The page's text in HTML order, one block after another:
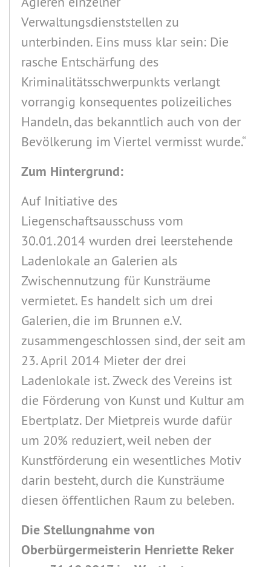
Verwaltungsdienststellen zu
unterbinden. Eins muss klar sein: Die
rasche Entschärfung des
Kriminalitätsschwerpunkts verlangt
vorrangig konsequentes polizeiliches
Handeln, das bekanntlich auch von der
Bevölkerung im Viertel vermisst wurde.“
Zum Hintergrund:
Auf Initiative des
Liegenschaftsausschuss vom
30.01.2014 wurden drei leerstehende
Ladenlokale an Galerien als
Zwischennutzung für Kunsträume
vermietet. Es handelt sich um drei
Galerien, die im Brunnen e.V.
zusammengeschlossen sind, der seit am
23. April 2014 Mieter der drei
Ladenlokale ist. Zweck des Vereins ist
die Förderung von Kunst und Kultur am
Ebertplatz. Der Mietpreis wurde dafür
um 20% reduziert, weil neben der
Kunstförderung ein wesentliches Motiv
darin besteht, durch die Kunsträume
diesen öffentlichen Raum zu beleben.
Die Stellungnahme von
Oberbürgermeisterin Henriette Reker